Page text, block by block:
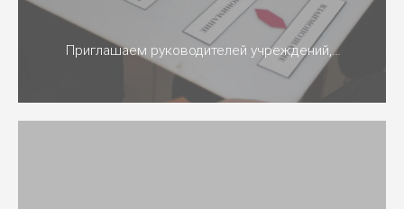
Приглашаем руководителей учреждений,…